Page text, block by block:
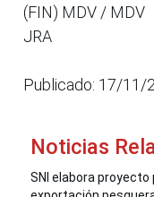
(FIN) MDV / MDV
JRA
Publicado: 17/11/
Noticias
SNI elabora